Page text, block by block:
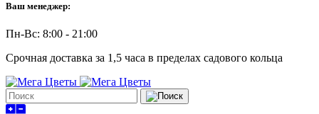
Ваш менеджер:
Пн-Вс: 8:00 - 21:00
Срочная доставка за 1,5 часа в пределах садового кольца